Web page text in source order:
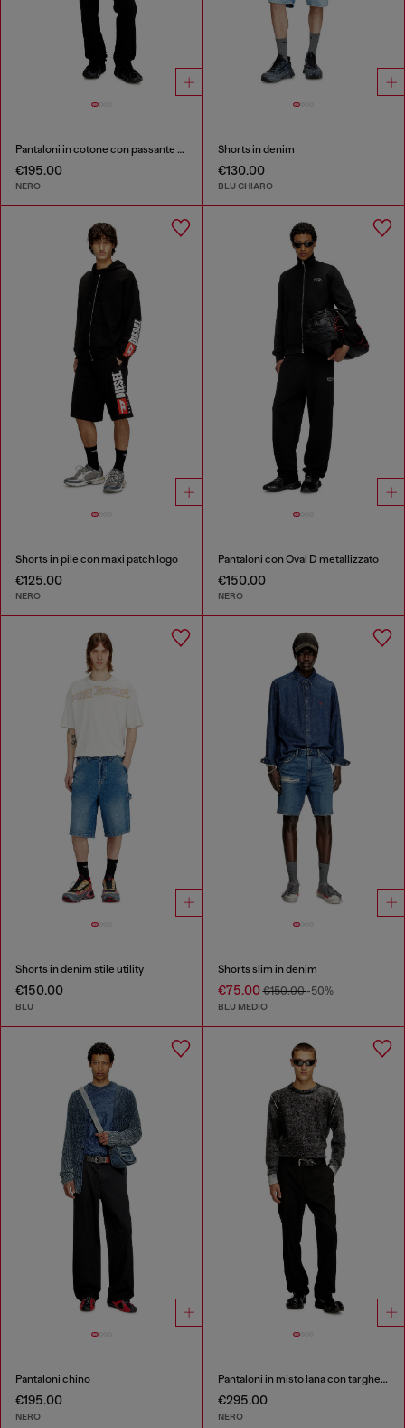
Pantaloni in cotone con passante utility
€195.00
NERO
Shorts in denim
€130.00
BLU CHIARO
Shorts in pile con maxi patch logo
€125.00
NERO
Pantaloni con Oval D metallizzato
€150.00
NERO
Shorts in denim stile utility
€150.00
BLU
Shorts slim in denim
€75.00€150.00-50%
BLU MEDIO
Pantaloni chino
€195.00
NERO
Pantaloni in misto lana con targhetta in metallo
€295.00
NERO